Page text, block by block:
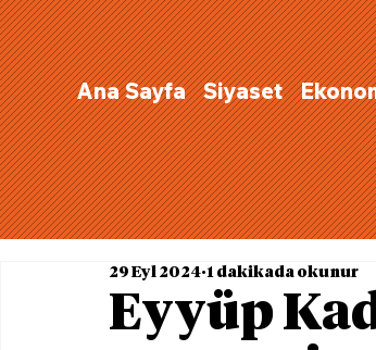
Ana Sayfa Siyaset
Eyyüp
29 Eyl 2024 1 dakikada okunur